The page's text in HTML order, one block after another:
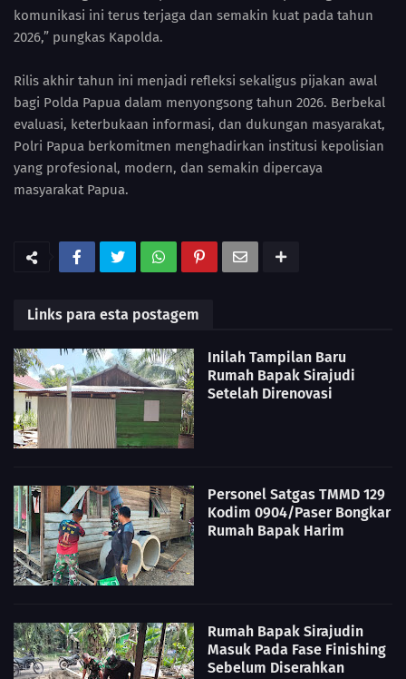
komunikasi ini terus terjaga dan semakin kuat pada tahun
2026,” pungkas Kapolda.
Rilis akhir tahun ini menjadi refleksi sekaligus pijakan awal
bagi Polda Papua dalam menyongsong tahun 2026. Berbekal
evaluasi, keterbukaan informasi, dan dukungan masyarakat,
Polri Papua berkomitmen menghadirkan institusi kepolisian
yang profesional, modern, dan semakin dipercaya
masyarakat Papua.
Links para esta postagem
Inilah Tampilan Baru
Rumah Bapak Sirajudi
Setelah Direnovasi
Personel Satgas TMMD 129
Kodim 0904/Paser Bongkar
Rumah Bapak Harim
Rumah Bapak Sirajudin
Masuk Pada Fase Finishing
Sebelum Diserahkan